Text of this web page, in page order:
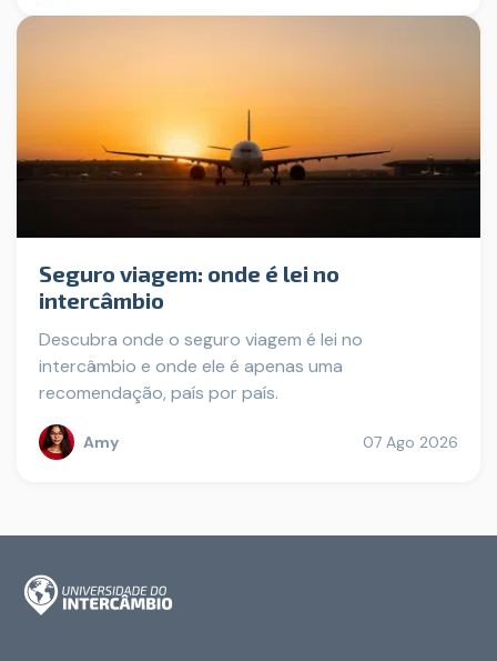
Seguro viagem: onde é lei no
intercâmbio
Descubra onde o seguro viagem é lei no
intercâmbio e onde ele é apenas uma
recomendação, país por país.
Amy 07 Ago 2026